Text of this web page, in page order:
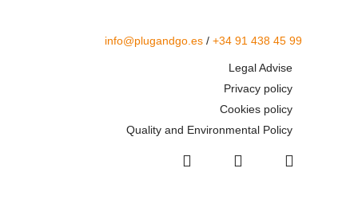
info@plugandgo.es / +34 91 438 45 99
Legal Advise
Privacy policy
Cookies policy
Quality and Environmental Policy